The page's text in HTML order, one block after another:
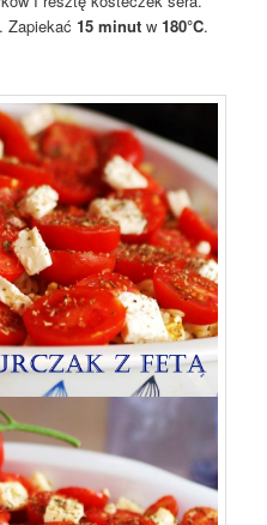
Zapiekać15 minut w180°C.